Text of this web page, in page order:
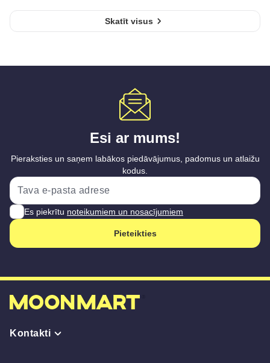
Skatīt visus
Esi ar mums!
Pieraksties un saņem labākos piedāvājumus, padomus un atlaižu
kodus.
Es piekrītu noteikumiem un nosacījumiem
Pieteikties
Kontakti